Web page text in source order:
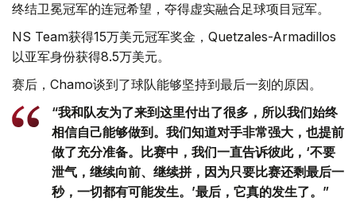
终结卫冕冠军的连冠希望，夺得虚实融合足球项目冠军。
NS Team获得15万美元冠军奖金，Quetzales-Armadillos
以亚军身份获得8.5万美元。
赛后，Chamo谈到了球队能够坚持到最后一刻的原因。
“我和队友为了来到这里付出了很多，所以我们始终
相信自己能够做到。我们知道对手非常强大，也提前
做了充分准备。比赛中，我们一直告诉彼此，‘不要
泄气，继续向前、继续拼，因为只要比赛还剩最后一
秒，一切都有可能发生。’最后，它真的发生了。”